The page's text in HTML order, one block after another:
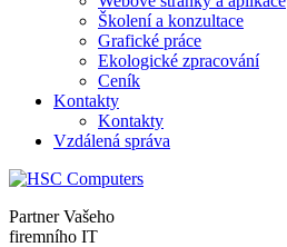
Školení a konzultace
Grafické práce
Ekologické zpracování
Ceník
Kontakty
Kontakty
Vzdálená správa
Partner Vašeho
firemního IT